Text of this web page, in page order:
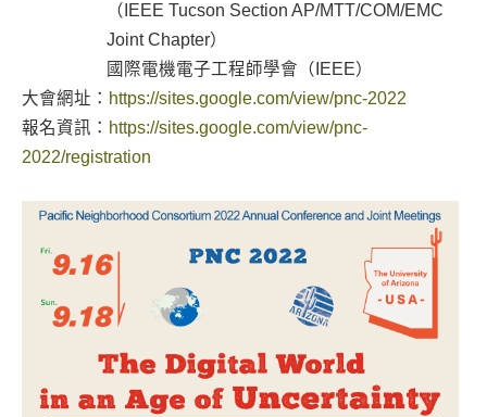
（IEEE Tucson Section AP/MTT/COM/EMC
Joint Chapter）
國際電機電子工程師學會（IEEE）
大會網址： https://sites.google.com/view/pnc-2022
報名資訊： https://sites.google.com/view/pnc-
2022/registration